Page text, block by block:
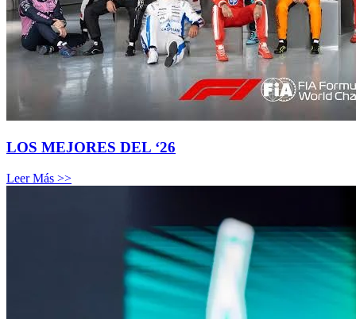
LOS MEJORES DEL ‘26
Leer Más >>